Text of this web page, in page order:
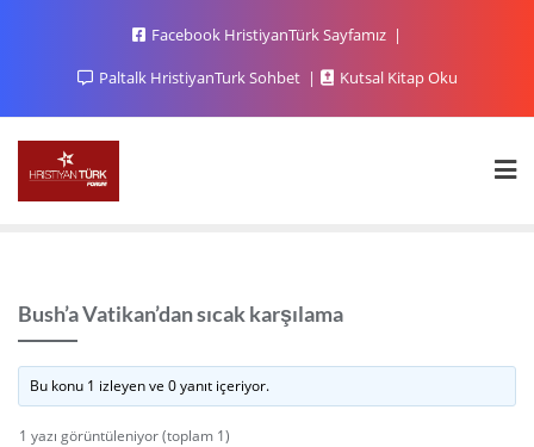
Facebook HristiyanTürk Sayfamız
Paltalk HristiyanTurk Sohbet
Kutsal Kitap Oku
Bush’a Vatikan’dan sıcak karşılama
Bu konu 1 izleyen ve 0 yanıt içeriyor.
1 yazı görüntüleniyor (toplam 1)